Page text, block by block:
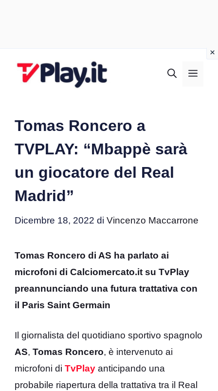
Tomas Roncero a
TVPLAY: “Mbappè sarà
un giocatore del Real
Madrid”
Dicembre 18, 2022 di Vincenzo Maccarrone
Tomas Roncero di AS ha parlato ai
microfoni di Calciomercato.it su TvPlay
preannunciando una futura trattativa con
il Paris Saint Germain
Il giornalista del quotidiano sportivo spagnolo
AS, Tomas Roncero, è intervenuto ai
microfoni di TvPlay anticipando una
probabile riapertura della trattativa tra il Real